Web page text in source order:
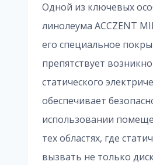
Одной из ключевых
линолеума ACCZENT
его специальное
препятствует
статического
обеспечивает
использовании
тех областях, где
вызвать не только